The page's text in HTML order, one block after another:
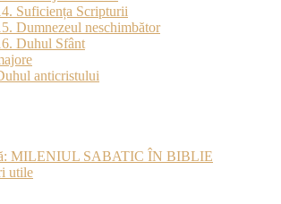
Suficiența Scripturii
Dumnezeul neschimbător
Duhul Sfânt
anticristului
MILENIUL SABATIC ÎN BIBLIE
utile